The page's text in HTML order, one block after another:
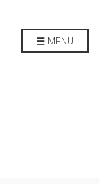
MENU